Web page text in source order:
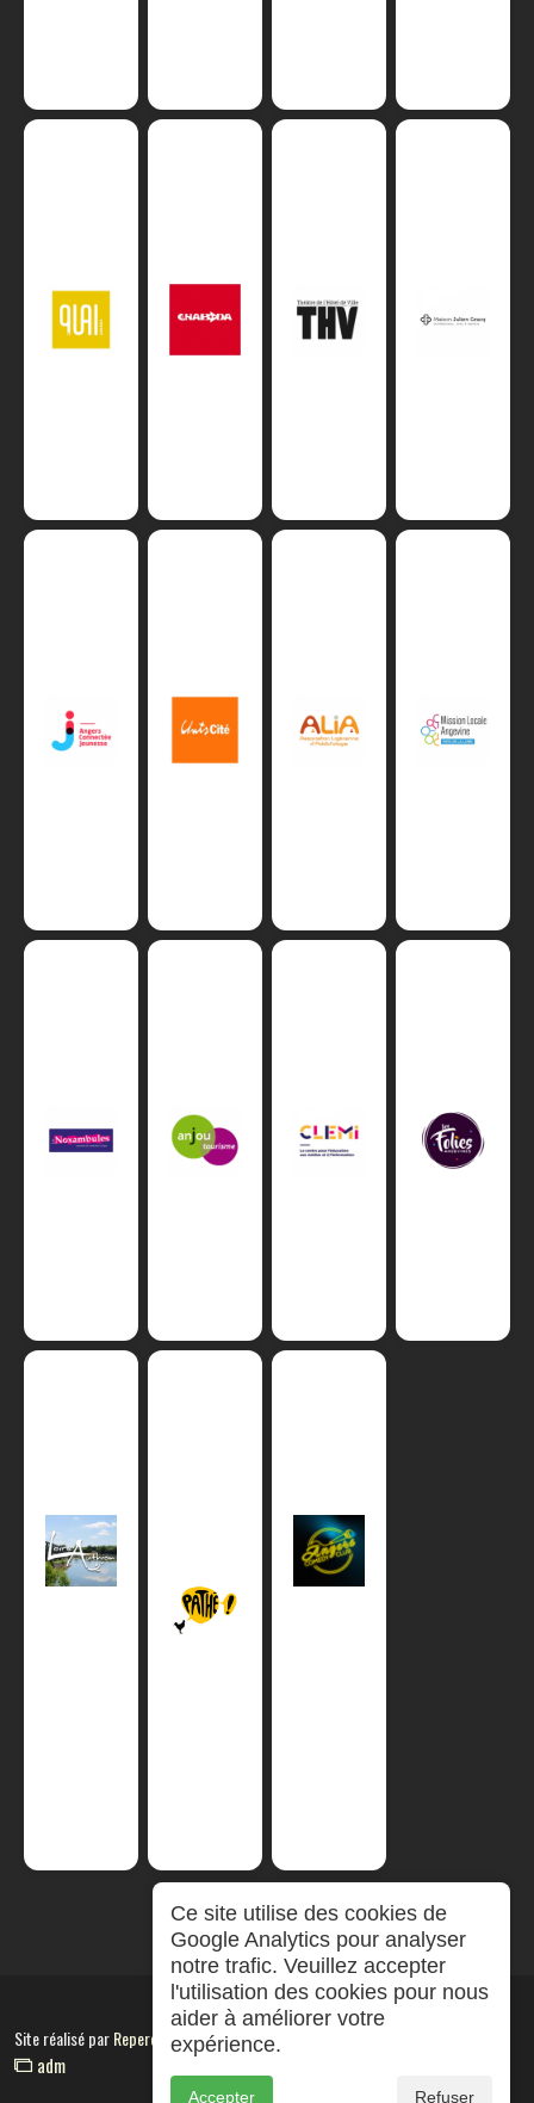
Site réalisé parRepereCom
adm
Ce site utilise des cookies de
Google Analytics pour analyser
notre trafic. Veuillez accepter
l'utilisation des cookies pour nous
aider à améliorer votre
expérience.
Accepter Refuser